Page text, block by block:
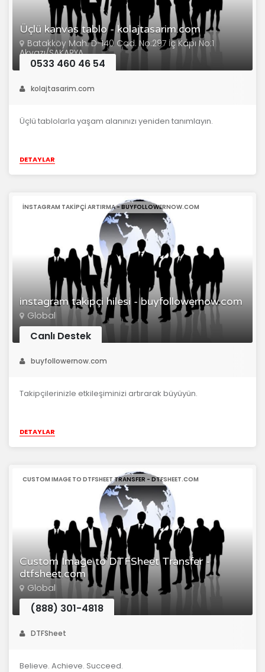
Üçlü kanvas tablo - kolajtasarim.com
Batakköy Mah. D-140 Cad. No:297 İç Kapı No:1
Akyazı/SAKARYA
0533 460 46 54
kolajtasarim.com
Üçlü tablolarla yaşam alanınızı yeniden tanımlayın.
DETAYLAR
instagram takipçi hilesi - buyfollowernow.com
INSTAGRAM TAKIPÇI ARTIRMA - BUYFOLLOWERNOW.COM
Global
Canlı Destek
buyfollowernow.com
Takipçilerinizle etkileşiminizi artırarak büyüyün.
DETAYLAR
Custom Image to DTFSheet Transfer -
dtfsheet.com
CUSTOM IMAGE TO DTFSHEET TRANSFER - DTFSHEET.COM
Global
(888) 301-4818
DTFSheet
Believe. Achieve. Succeed.